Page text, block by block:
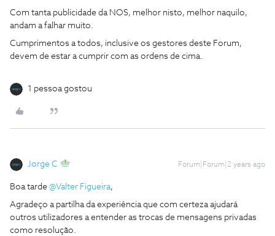
Com tanta publicidade da NOS, melhor nisto, melhor naquilo,
andam a falhar muito.
Cumprimentos a todos, inclusive os gestores deste Forum,
devem de estar a cumprir com as ordens de cima.
1 pessoa gostou
Jorge C Forum|Forum|2 years ago
Boa tarde @Valter Figueira,
Agradeço a partilha da experiência que com certeza ajudará
outros utilizadores a entender as trocas de mensagens privadas
como resolução.